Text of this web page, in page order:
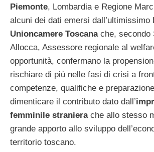
Piemonte, Lombardia e Regione
alcuni dei dati emersi dall’ultimissimo
Unioncamere Toscanache, secondo
Allocca, Assessore regionale al
opportunità, confermano la
rischiare di più nelle fasi di crisi a
competenze, qualifiche e
dimenticare il contributo dato dall’
femminile stranierache allo stesso
grande apporto allo sviluppo
territorio toscano.